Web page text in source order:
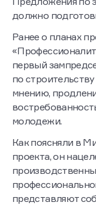
должно
Ранее о планах
первый
по
мнению,
молодежи.
Как поясняли в
проекта, он
представляют